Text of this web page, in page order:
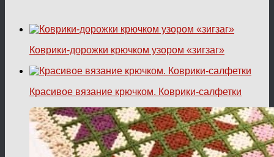
Коврики-дорожки крючком узором «зигзаг»
Красивое вязание крючком. Коврики-салфетки